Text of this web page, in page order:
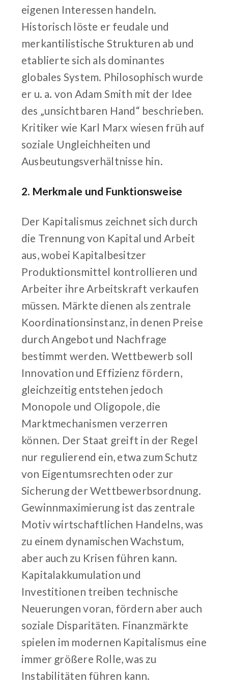
eigenen Interessen handeln.
Historisch löste er feudale und
merkantilistische Strukturen ab und
etablierte sich als dominantes
globales System. Philosophisch wurde
er u. a. von Adam Smith mit der Idee
des „unsichtbaren Hand“ beschrieben.
Kritiker wie Karl Marx wiesen früh auf
soziale Ungleichheiten und
Ausbeutungsverhältnisse hin.
2. Merkmale und Funktionsweise
Der Kapitalismus zeichnet sich durch
die Trennung von Kapital und Arbeit
aus, wobei Kapitalbesitzer
Produktionsmittel kontrollieren und
Arbeiter ihre Arbeitskraft verkaufen
müssen. Märkte dienen als zentrale
Koordinationsinstanz, in denen Preise
durch Angebot und Nachfrage
bestimmt werden. Wettbewerb soll
Innovation und Effizienz fördern,
gleichzeitig entstehen jedoch
Monopole und Oligopole, die
Marktmechanismen verzerren
können. Der Staat greift in der Regel
nur regulierend ein, etwa zum Schutz
von Eigentumsrechten oder zur
Sicherung der Wettbewerbsordnung.
Gewinnmaximierung ist das zentrale
Motiv wirtschaftlichen Handelns, was
zu einem dynamischen Wachstum,
aber auch zu Krisen führen kann.
Kapitalakkumulation und
Investitionen treiben technische
Neuerungen voran, fördern aber auch
soziale Disparitäten. Finanzmärkte
spielen im modernen Kapitalismus eine
immer größere Rolle, was zu
Instabilitäten führen kann.